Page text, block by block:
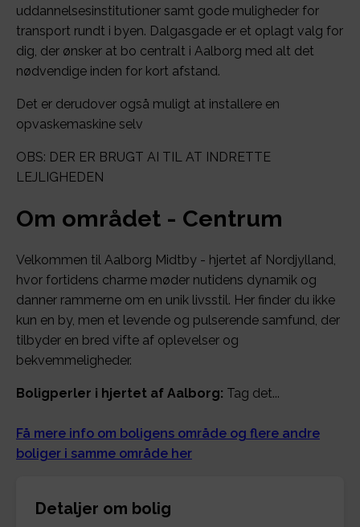
uddannelsesinstitutioner samt gode muligheder for
transport rundt i byen. Dalgasgade er et oplagt valg for
dig, der ønsker at bo centralt i Aalborg med alt det
nødvendige inden for kort afstand.
Det er derudover også muligt at installere en
opvaskemaskine selv
OBS: DER ER BRUGT AI TIL AT INDRETTE
LEJLIGHEDEN
Om området - Centrum
Velkommen til Aalborg Midtby - hjertet af Nordjylland,
hvor fortidens charme møder nutidens dynamik og
danner rammerne om en unik livsstil. Her finder du ikke
kun en by, men et levende og pulserende samfund, der
tilbyder en bred vifte af oplevelser og
bekvemmeligheder.
Boligperler i hjertet af Aalborg: Tag det...
Få mere info om boligens område og flere andre
boliger i samme område her
Detaljer om bolig